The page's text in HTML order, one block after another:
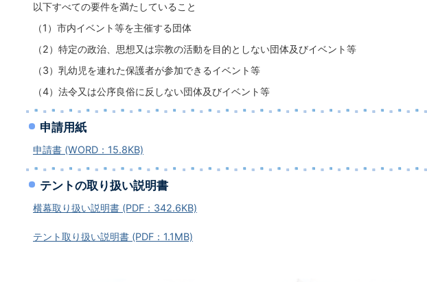
以下すべての要件を満たしていること
（1）市内イベント等を主催する団体
（2）特定の政治、思想又は宗教の活動を目的としない団体及びイベント等
（3）乳幼児を連れた保護者が参加できるイベント等
（4）法令又は公序良俗に反しない団体及びイベント等
申請用紙
申請書 (WORD：15.8KB)
テントの取り扱い説明書
横幕取り扱い説明書 (PDF：342.6KB)
テント取り扱い説明書 (PDF：1.1MB)